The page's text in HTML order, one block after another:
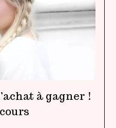
à gagner !